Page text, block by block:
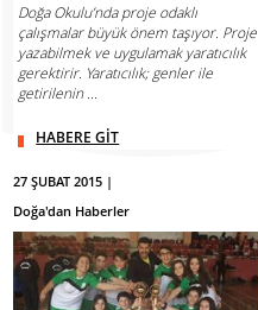
Doğa Okulu’nda proje odaklı
çalışmalar büyük önem taşıyor. Proje
yazabilmek ve uygulamak yaratıcılık
gerektirir. Yaratıcılık; genler ile
getirilenin ...
HABERE GİT
27 ŞUBAT 2015 |
Doğa'dan Haberler